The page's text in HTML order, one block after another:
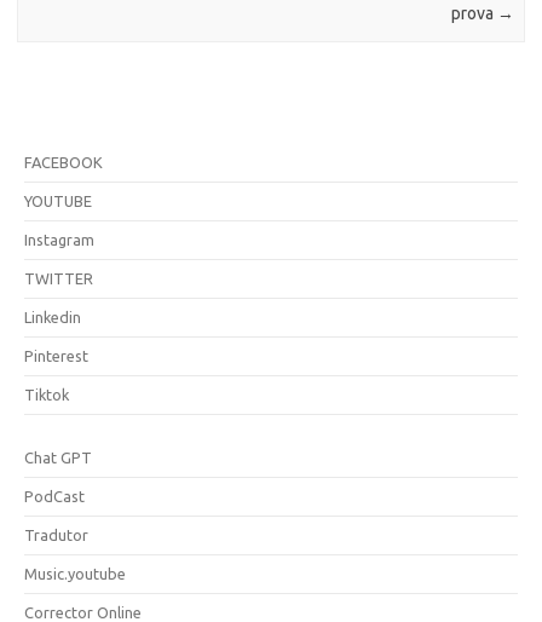
prova →
FACEBOOK
YOUTUBE
Instagram
TWITTER
Linkedin
Pinterest
Tiktok
Chat GPT
PodCast
Tradutor
Music.youtube
Corrector Online